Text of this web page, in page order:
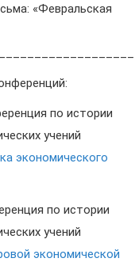
«Февральская
по истории
учений
экономического
по истории
учений
экономической